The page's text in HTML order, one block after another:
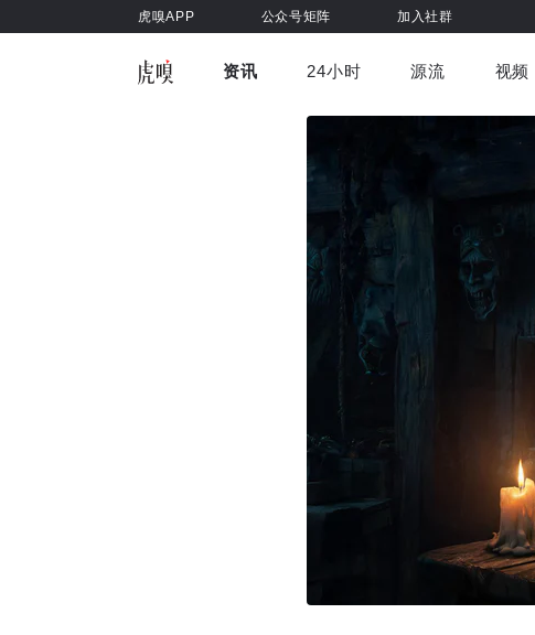
虎嗅APP 公众号矩阵 加入社群
资讯
车与出行 商业
24小时 源流 视频
虎嗅视界